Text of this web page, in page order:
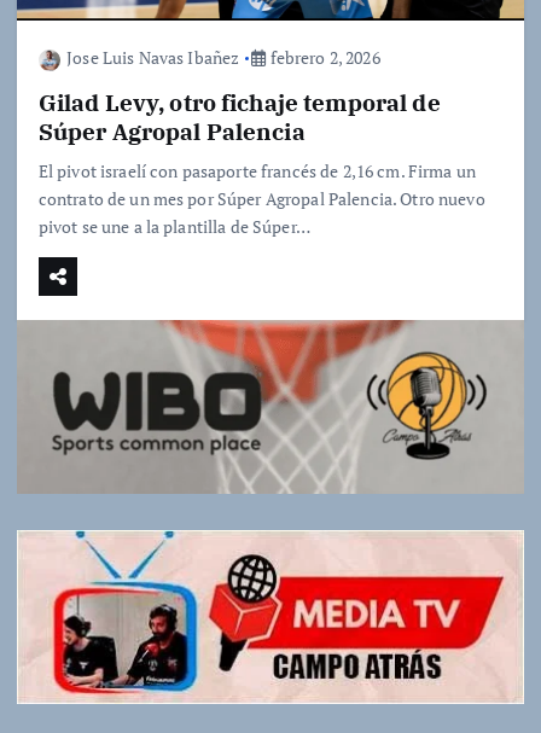
Jose Luis Navas Ibañez febrero 2, 2026
Gilad Levy, otro fichaje temporal de
Súper Agropal Palencia
El pivot israelí con pasaporte francés de 2,16 cm. Firma un
contrato de un mes por Súper Agropal Palencia. Otro nuevo
pivot se une a la plantilla de Súper…